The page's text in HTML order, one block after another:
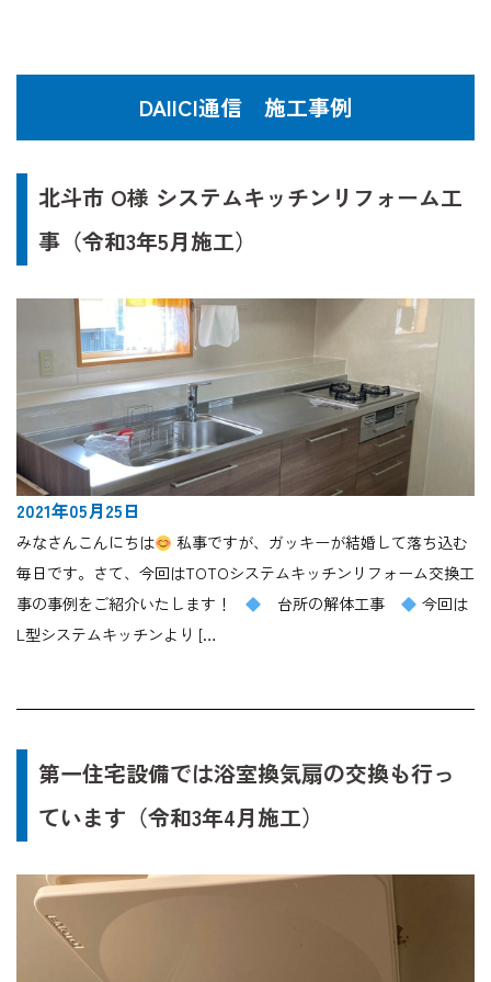
DAIICI通信 施工事例
北斗市 O様 システムキッチンリフォーム工
事（令和3年5月施工）
2021年05月25日
みなさんこんにちは
私事ですが、ガッキーが結婚して落ち込む
毎日です。さて、今回はTOTOシステムキッチンリフォーム交換工
事の事例をご紹介いたします！
台所の解体工事
今回は
L型システムキッチンより […
第一住宅設備では浴室換気扇の交換も行っ
ています（令和3年4月施工）